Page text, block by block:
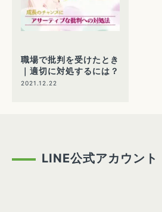
職場で批判を受けたとき
｜適切に対処するには？
2021.12.22
LINE公式アカウント